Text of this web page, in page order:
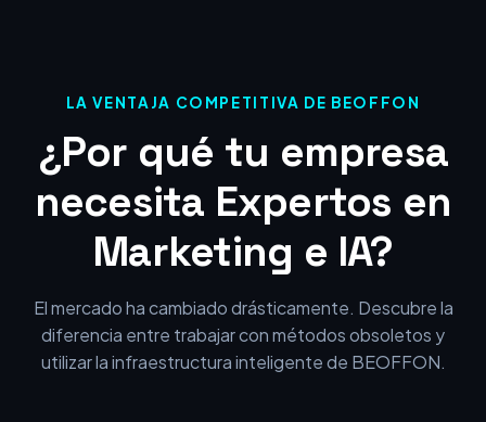
LA VENTAJA COMPETITIVA DE BEOFFON
¿Por qué tu empresa
necesita Expertos en
Marketing e IA?
El mercado ha cambiado drásticamente. Descubre la
diferencia entre trabajar con métodos obsoletos y
utilizar la infraestructura inteligente de BEOFFON.